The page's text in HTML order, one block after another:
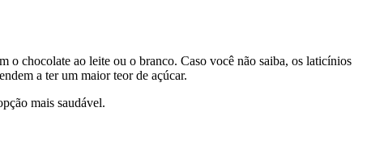
o chocolate ao leite ou o branco. Caso você não saiba, os laticínios
a ter um maior teor de açúcar.
mais saudável.